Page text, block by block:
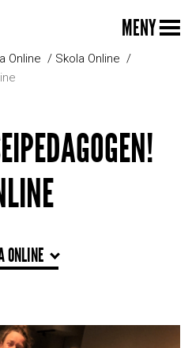
MENY
Online
Skola Online
ONLINE